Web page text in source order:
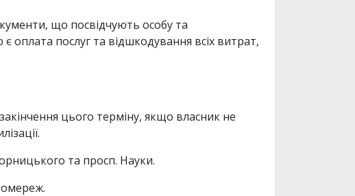
що посвідчують особу та
послуг та відшкодування всіх витрат,
цього терміну, якщо власник не
та просп. Науки.